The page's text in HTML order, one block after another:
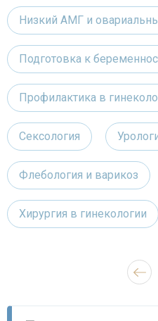
Низкий АМГ и
Подготовка к
Профилактика в
Сексология
Флебология и варикоз
Хирургия в гинекологии